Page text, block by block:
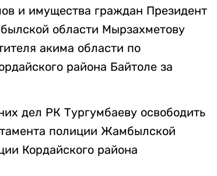
и имущества граждан Президент
области Мырзахметову
акима области по
района Байтоле за
дел РК Тургумбаеву освободить
полиции Жамбылской
Кордайского района